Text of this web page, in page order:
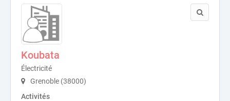
Koubata
Électricité
Grenoble (38000)
Activités